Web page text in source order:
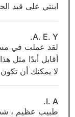
ابنتي على قيد
A. E. Y.
أقابل أبدًا مثل
لا يمكنك أن
I. A.
طبيب عظيم ،